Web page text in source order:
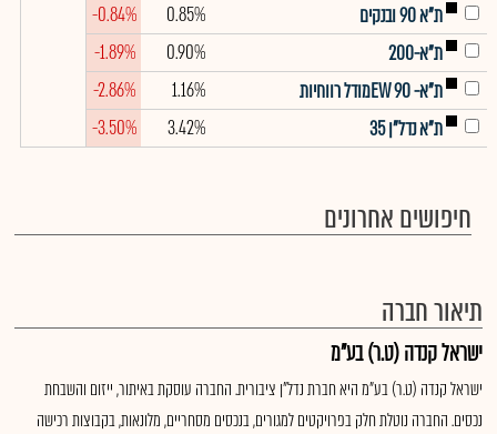
ת"א 90 ובנקים
0.85%
-0.84%
ת"א-200
0.90%
-1.89%
ת"א- EW 90מודל רווחיות
1.16%
-2.86%
ת"א נדל"ן 35
3.42%
-3.50%
חיפושים אחרונים
תיאור חברה
ישראל קנדה (ט.ר) בע"מ
ישראל קנדה (ט.ר) בע"מ היא חברת נדל"ן ציבורית. החברה עוסקת באיתור, ייזום והשבחת
נכסים. החברה נוטלת חלק בפרויקטים למגורים, בנכסים מסחריים, מלונאות, בקבוצות רכישה